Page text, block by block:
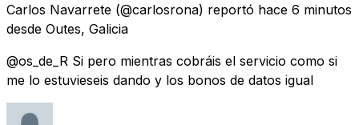
Carlos Navarrete (@carlosrona) reportó hace 6 minutos
desde Outes, Galicia
@os_de_R Si pero mientras cobráis el servicio como si
me lo estuvieseis dando y los bonos de datos igual